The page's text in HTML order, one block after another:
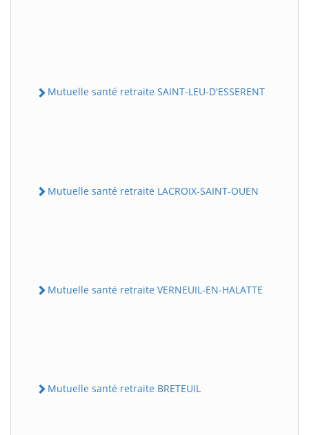
Mutuelle santé retraite SAINT-LEU-D'ESSERENT
Mutuelle santé retraite LACROIX-SAINT-OUEN
Mutuelle santé retraite VERNEUIL-EN-HALATTE
Mutuelle santé retraite BRETEUIL